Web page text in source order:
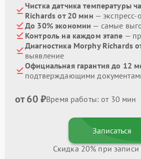
Чистка датчика температуры
Richards от 20 мин —
До 30% экономии — самые
Контроль на каждом этапе —
Диагностика Morphy Richards
выявление
Официальная гарантия до 12
подтверждающими
от 60 ₽Время работы: от 30 мин
Записаться
Скидка 20% при записи